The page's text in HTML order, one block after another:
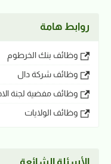
روابط هامة
وظائف بنك الخرطوم
وظائف شركة دال
وظائف مفضية لجنة
وظائف الولايات
الأسئلة الشائعة